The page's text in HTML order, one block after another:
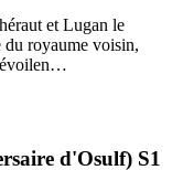
et Lugan le
royaume voisin,
…
d'Osulf) S1